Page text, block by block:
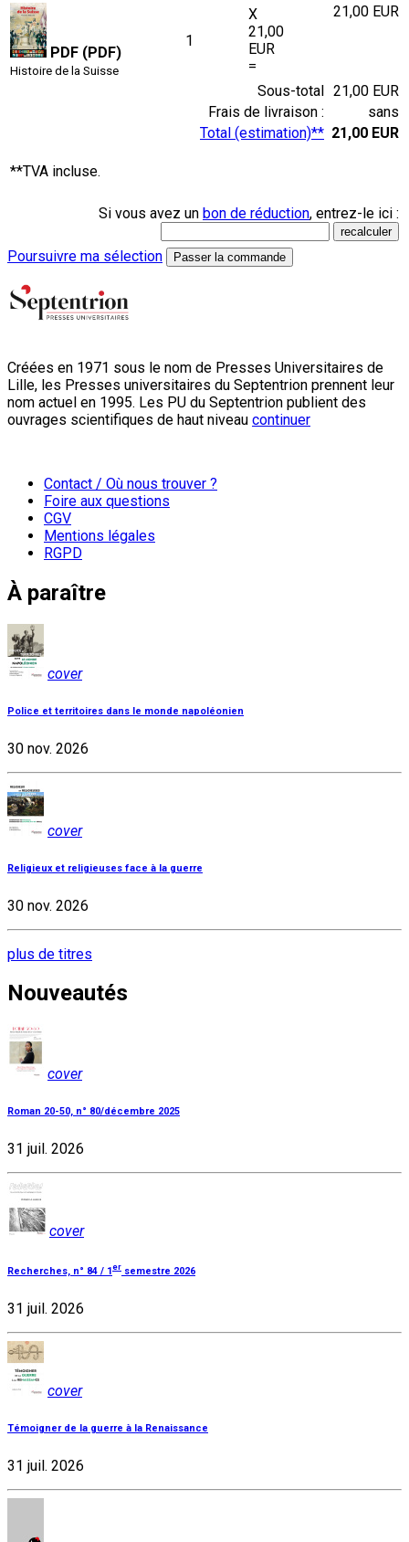
PDF (PDF)
Histoire de la Suisse
1
X
21,00
EUR
=
21,00 EUR
Sous-total 21,00 EUR
Frais de livraison :
sans
Total (estimation)** 21,00 EUR
**TVA incluse.
Si vous avez un bon de réduction, entrez-le ici :
Poursuivre ma sélection Passer la commande
Créées en 1971 sous le nom de Presses Universitaires de
Lille, les Presses universitaires du Septentrion prennent leur
nom actuel en 1995. Les PU du Septentrion publient des
ouvrages scientifiques de haut niveau continuer
Contact / Où nous trouver ?
Foire aux questions
CGV
Mentions légales
RGPD
À paraître
cover
Police et territoires dans le monde napoléonien
30 nov. 2026
cover
Religieux et religieuses face à la guerre
30 nov. 2026
plus de titres
Nouveautés
cover
Roman 20-50, n° 80/décembre 2025
31 juil. 2026
cover
Recherches, n° 84 / 1er semestre 2026
31 juil. 2026
cover
Témoigner de la guerre à la Renaissance
31 juil. 2026